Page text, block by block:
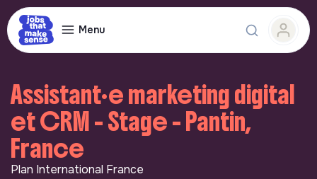
Menu
Assistant·e marketing digital
et CRM - Stage - Pantin,
France
Plan International France